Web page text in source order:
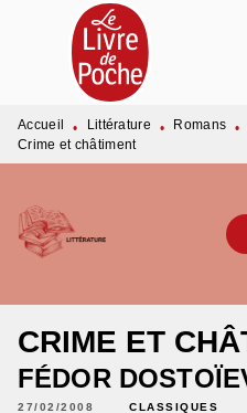
MENU RECHERCHE
PIED DE PAGE
Accueil • Littérature • Romans •
Crime et châtiment
CRIME ET
FÉDOR
27/02/2008 CLASSIQUES